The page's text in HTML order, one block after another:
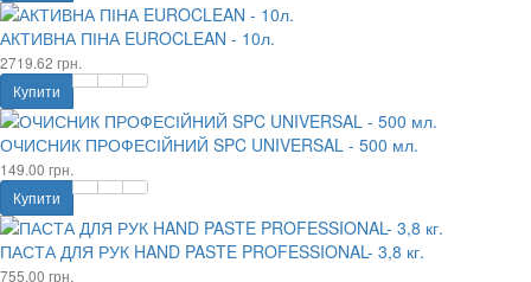
АКТИВНА ПІНА EUROCLEAN - 10л.
2719.62 грн.
Купити
ОЧИСНИК ПРОФЕСІЙНИЙ SPC UNIVERSAL - 500 мл.
149.00 грн.
Купити
ПАСТА ДЛЯ РУК HAND PASTE PROFESSIONAL- 3,8 кг.
755.00 грн.